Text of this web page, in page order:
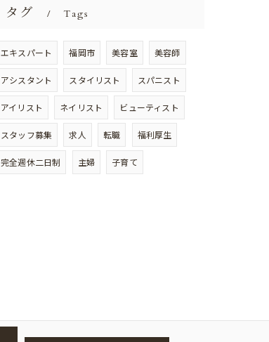
タグ Tags
エキスパート 福岡市 美容室 美容師
アシスタント スタイリスト スパニスト
アイリスト ネイリスト ビューティスト
スタッフ募集 求人 転職 福利厚生
完全週休二日制 主婦 子育て